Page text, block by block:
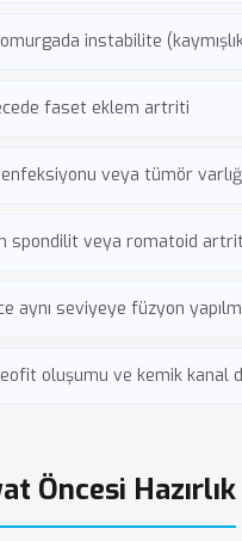
instabilite
faset eklem artriti
veya tümör
spondilit veya romatoid
aynı seviyeye füzyon
oluşumu ve kemik kanal
Öncesi Hazırlık